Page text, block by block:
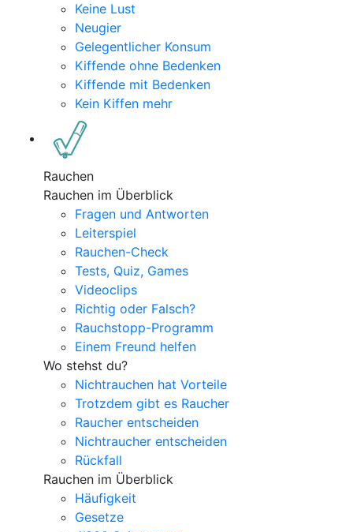
Keine Lust
Neugier
Gelegentlicher Konsum
Kiffende ohne Bedenken
Kiffende mit Bedenken
Kein Kiffen mehr
Rauchen
Rauchen im Überblick
Fragen und Antworten
Leiterspiel
Rauchen-Check
Tests, Quiz, Games
Videoclips
Richtig oder Falsch?
Rauchstopp-Programm
Einem Freund helfen
Wo stehst du?
Nichtrauchen hat Vorteile
Trotzdem gibt es Raucher
Raucher entscheiden
Nichtraucher entscheiden
Rückfall
Rauchen im Überblick
Häufigkeit
Gesetze